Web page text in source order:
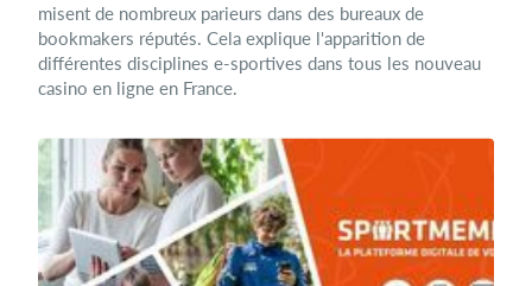
misent de nombreux parieurs dans des bureaux de
bookmakers réputés. Cela explique l'apparition de
différentes disciplines e-sportives dans tous les nouveau
casino en ligne en France.